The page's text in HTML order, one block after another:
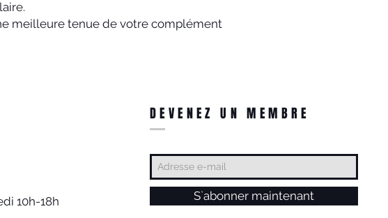
meilleure tenue de votre complément
10h-18h
DEVENEZ UN MEMBRE
S`abonner maintenant